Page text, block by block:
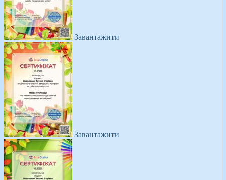
Завантажити
Завантажити